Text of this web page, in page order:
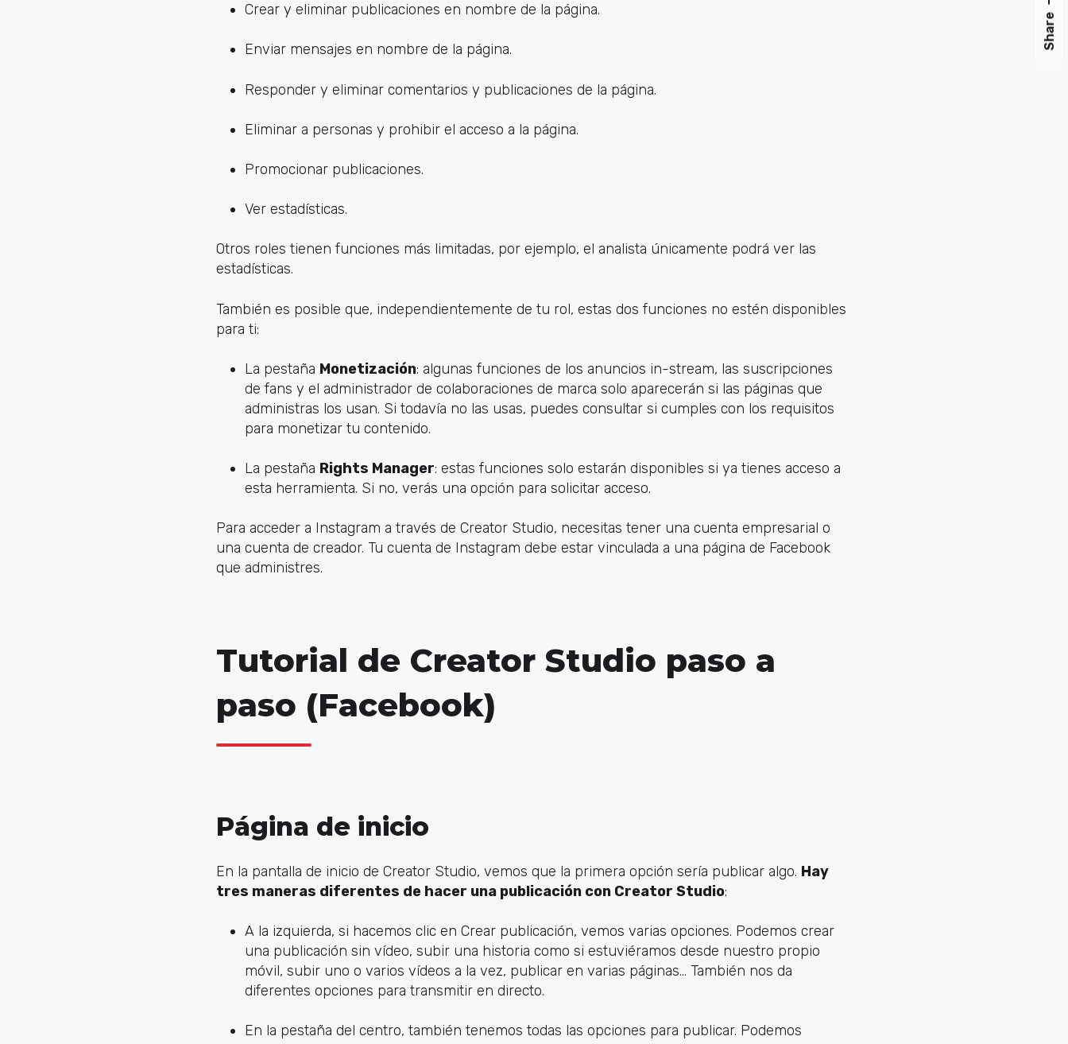
Crear y eliminar publicaciones en nombre de la página.
Enviar mensajes en nombre de la página.
Responder y eliminar comentarios y publicaciones de la página.
Eliminar a personas y prohibir el acceso a la página.
Promocionar publicaciones.
Ver estadísticas.
Otros roles tienen funciones más limitadas, por ejemplo, el analista únicamente podrá ver las
estadísticas.
También es posible que, independientemente de tu rol, estas dos funciones no estén disponibles
para ti:
La pestaña Monetización: algunas funciones de los anuncios in-stream, las suscripciones
de fans y el administrador de colaboraciones de marca solo aparecerán si las páginas que
administras los usan. Si todavía no las usas, puedes consultar si cumples con los requisitos
para monetizar tu contenido.
La pestaña Rights Manager: estas funciones solo estarán disponibles si ya tienes acceso a
esta herramienta. Si no, verás una opción para solicitar acceso.
Para acceder a Instagram a través de Creator Studio, necesitas tener una cuenta empresarial o
una cuenta de creador. Tu cuenta de Instagram debe estar vinculada a una página de Facebook
que administres.
Tutorial de Creator Studio paso a
paso (Facebook)
Página de inicio
En la pantalla de inicio de Creator Studio, vemos que la primera opción sería publicar algo. Hay
tres maneras diferentes de hacer una publicación con Creator Studio:
A la izquierda, si hacemos clic en Crear publicación, vemos varias opciones. Podemos crear
una publicación sin vídeo, subir una historia como si estuviéramos desde nuestro propio
móvil, subir uno o varios vídeos a la vez, publicar en varias páginas... También nos da
diferentes opciones para transmitir en directo.
En la pestaña del centro, también tenemos todas las opciones para publicar. Podemos
Share